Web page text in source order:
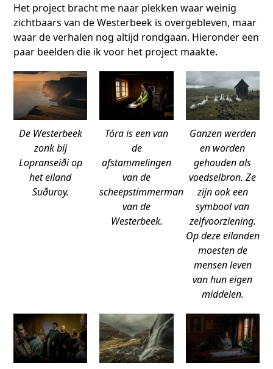
Het project bracht me naar plekken waar weinig
zichtbaars van de Westerbeek is overgebleven, maar
waar de verhalen nog altijd rondgaan. Hieronder een
paar beelden die ik voor het project maakte.
De Westerbeek
zonk bij
Lopranseiði op
het eiland
Suðuroy.
Tóra is een van
de
afstammelingen
van de
scheepstimmerman
van de
Westerbeek.
Ganzen werden
en worden
gehouden als
voedselbron. Ze
zijn ook een
symbool van
zelfvoorziening.
Op deze eilanden
moesten de
mensen leven
van hun eigen
middelen.